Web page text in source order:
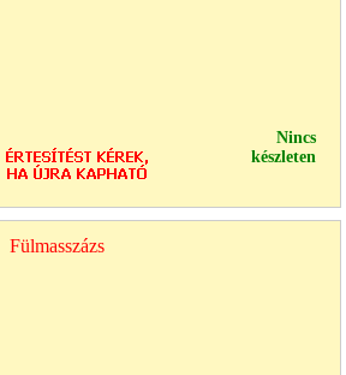
Nincs
készleten
Fülmasszázs